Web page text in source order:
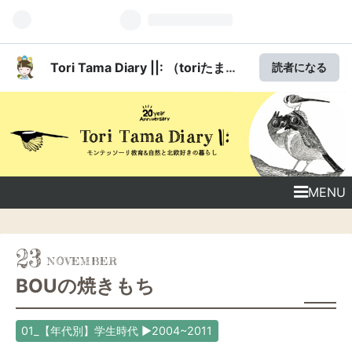
Tori Tama Diary ||: （toriたま日
読者になる
MENU
23
BOUの焼きもち
01_【年代別】学生時代 ▶2004~2011